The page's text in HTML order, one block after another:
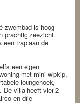
zwembad is hoog
prachtig zeezicht.
een trap aan de
een eigen
met mini wipkip,
loungehoek,
De villa heeft vier 2-
en drie